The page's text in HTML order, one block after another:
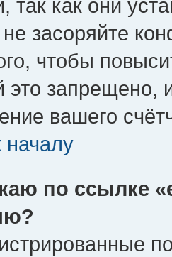
так как они
засоряйте
чтобы
это запрещено,
вашего
началу
по ссылке